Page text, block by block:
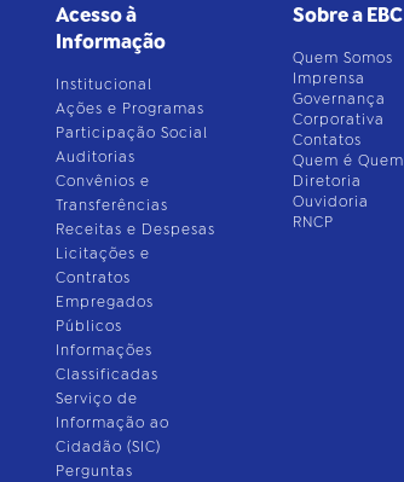
Acesso à
Informação
Institucional
Ações e Programas
Participação Social
Auditorias
Convênios e
Transferências
Receitas e Despesas
Licitações e
Contratos
Empregados
Públicos
Informações
Classificadas
Serviço de
Informação ao
Cidadão (SIC)
Perguntas
Sobre a EBC
Quem Somos
Imprensa
Governança
Corporativa
Contatos
Quem é Quem
Diretoria
Ouvidoria
RNCP